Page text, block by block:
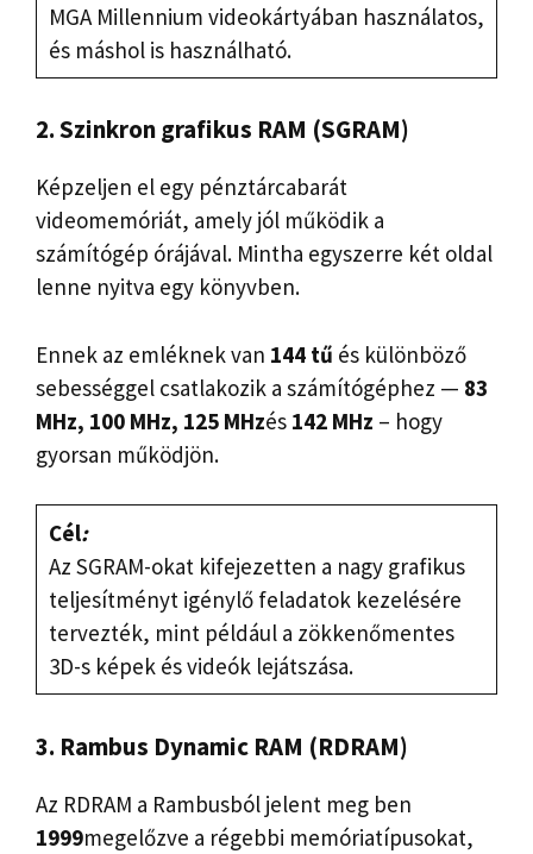
MGA Millennium videokártyában használatos,
és máshol is használható.
2. Szinkron grafikus RAM (SGRAM)
Képzeljen el egy pénztárcabarát
videomemóriát, amely jól működik a
számítógép órájával. Mintha egyszerre két oldal
lenne nyitva egy könyvben.
Ennek az emléknek van 144 tű és különböző
sebességgel csatlakozik a számítógéphez — 83
MHz, 100 MHz, 125 MHzés 142 MHz – hogy
gyorsan működjön.
Cél:
Az SGRAM-okat kifejezetten a nagy grafikus
teljesítményt igénylő feladatok kezelésére
tervezték, mint például a zökkenőmentes
3D-s képek és videók lejátszása.
3. Rambus Dynamic RAM (RDRAM)
Az RDRAM a Rambusból jelent meg ben
1999megelőzve a régebbi memóriatípusokat,